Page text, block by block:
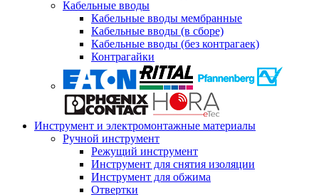
Кабельные вводы
Кабельные вводы мембранные
Кабельные вводы (в сборе)
Кабельные вводы (без контрагаек)
Контрагайки
Инструмент и электромонтажные материалы
Ручной инструмент
Режущий инструмент
Инструмент для снятия изоляции
Инструмент для обжима
Отвертки